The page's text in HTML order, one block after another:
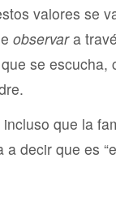
valores se
observara
se escucha,
incluso que la
decir que es